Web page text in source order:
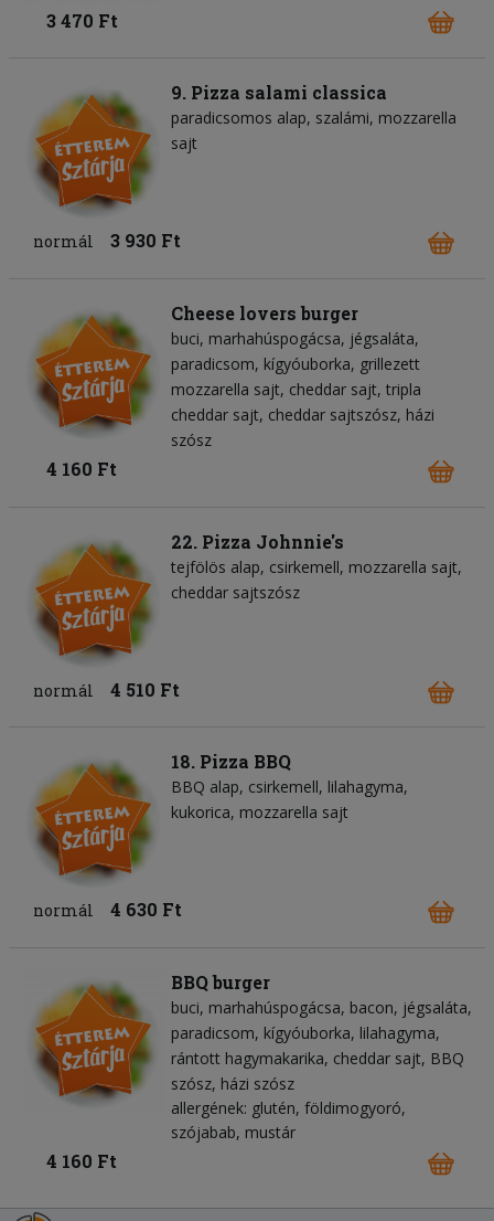
3 470 Ft
9. Pizza salami classica
paradicsomos alap szalámi mozzarella
sajt
normál 3 930 Ft
Cheese lovers burger
buci marhahúspogácsa jégsaláta
paradicsom kígyóuborka grillezett
mozzarella sajt cheddar sajt tripla
cheddar sajt cheddar sajtszósz házi
szósz
4 160 Ft
22. Pizza Johnnie's
tejfölös alap csirkemell mozzarella sajt
cheddar sajtszósz
normál 4 510 Ft
18. Pizza BBQ
BBQ alap csirkemell lilahagyma
kukorica mozzarella sajt
normál 4 630 Ft
BBQ burger
buci marhahúspogácsa bacon jégsaláta
paradicsom kígyóuborka lilahagyma
rántott hagymakarika cheddar sajt BBQ
szósz házi szósz
allergének: glutén, földimogyoró,
szójabab, mustár
4 160 Ft